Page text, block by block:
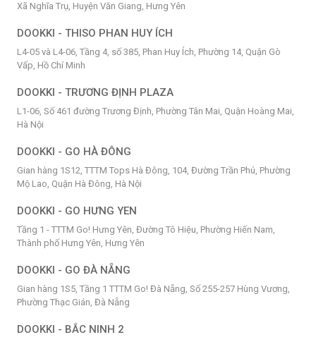
Xã Nghĩa Trụ, Huyện Văn Giang, Hưng Yên
DOOKKI - THISO PHAN HUY ÍCH
L4-05 và L4-06, Tầng 4, số 385, Phan Huy Ích, Phường 14, Quận Gò
Vấp, Hồ Chí Minh
DOOKKI - TRƯƠNG ĐỊNH PLAZA
L1-06, Số 461 đường Trương Định, Phường Tân Mai, Quận Hoàng Mai,
Hà Nội
DOOKKI - GO HÀ ĐÔNG
Gian hàng 1S12, TTTM Tops Hà Đông, 104, Đường Trần Phú, Phường
Mộ Lao, Quận Hà Đông, Hà Nội
DOOKKI - GO HƯNG YEN
Tầng 1 - TTTM Go! Hưng Yên, Đường Tô Hiệu, Phường Hiến Nam,
Thành phố Hưng Yên, Hưng Yên
DOOKKI - GO ĐÀ NẴNG
Gian hàng 1S5, Tầng 1 TTTM Go! Đà Nẵng, Số 255-257 Hùng Vương,
Phường Thạc Gián, Đà Nẵng
DOOKKI - BẮC NINH 2